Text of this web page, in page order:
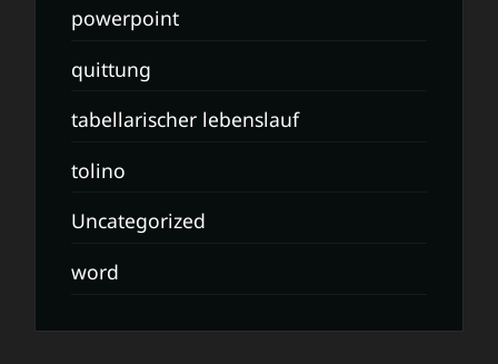
powerpoint
quittung
tabellarischer lebenslauf
tolino
Uncategorized
word